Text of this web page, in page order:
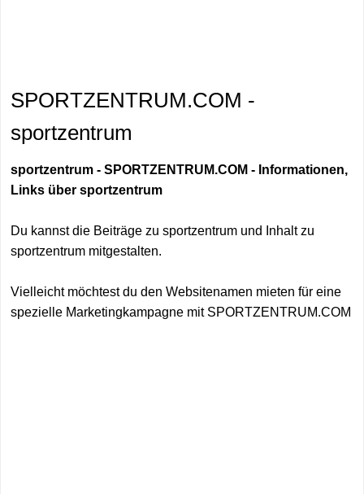
SPORTZENTRUM.COM -
sportzentrum
sportzentrum - SPORTZENTRUM.COM - Informationen,
Links über sportzentrum
Du kannst die Beiträge zu sportzentrum und Inhalt zu
sportzentrum mitgestalten.
Vielleicht möchtest du den Websitenamen mieten für eine
spezielle Marketingkampagne mit SPORTZENTRUM.COM